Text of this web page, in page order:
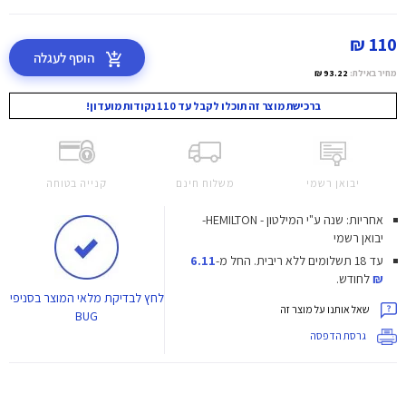
110 ₪
מחיר באילת: 93.22 ₪
הוסף לעגלה
ברכישת מוצר זה תוכלו לקבל עד 110 נקודות מועדון!
יבואן רשמי משלוח חינם קנייה בטוחה
אחריות: שנה ע"י המילטון - HEMILTON-
יבואן רשמי
עד 18 תשלומים ללא ריבית.
החל מ-6.11
₪לחודש.
שאל אותנו על מוצר זה
גרסת הדפסה
לחץלבדיקת מלאי המוצר בסניפי
BUG